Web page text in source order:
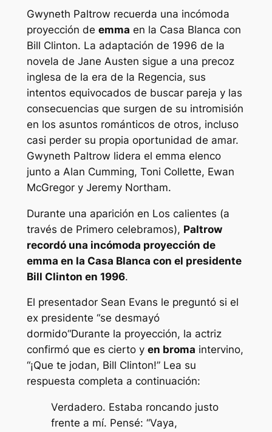
Gwyneth Paltrow recuerda una incómoda
proyección de emma en la Casa Blanca con
Bill Clinton. La adaptación de 1996 de la
novela de Jane Austen sigue a una precoz
inglesa de la era de la Regencia, sus
intentos equivocados de buscar pareja y las
consecuencias que surgen de su intromisión
en los asuntos románticos de otros, incluso
casi perder su propia oportunidad de amar.
Gwyneth Paltrow lidera el emma elenco
junto a Alan Cumming, Toni Collette, Ewan
McGregor y Jeremy Northam.
Durante una aparición en Los calientes (a
través de Primero celebramos), Paltrow
recordó una incómoda proyección de
emma en la Casa Blanca con el presidente
Bill Clinton en 1996.
El presentador Sean Evans le preguntó si el
ex presidente “se desmayó
dormido“Durante la proyección, la actriz
confirmó que es cierto y en broma intervino,
“¡Que te jodan, Bill Clinton!” Lea su
respuesta completa a continuación:
Verdadero. Estaba roncando justo
frente a mí. Pensé: “Vaya,